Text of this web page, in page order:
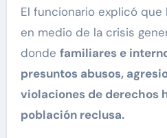
El funcionario explicó
en medio de la crisis
donde familiares e
presuntos abusos,
violaciones de derechos
población reclusa.